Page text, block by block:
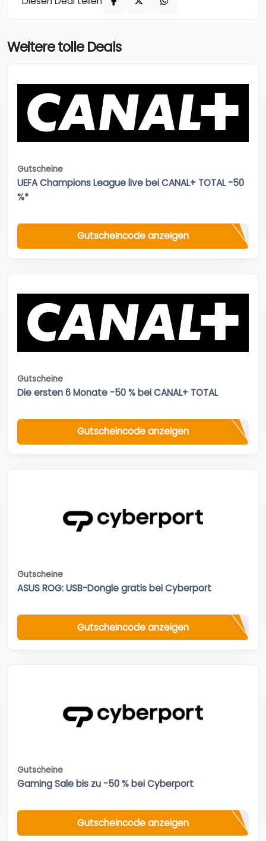
Weitere tolle Deals
Gutscheine
UEFA Champions League live bei CANAL+ TOTAL -50
%*
Gutscheincode anzeigen
Gutscheine
Die ersten 6 Monate -50 % bei CANAL+ TOTAL
Gutscheincode anzeigen
Gutscheine
ASUS ROG: USB-Dongle gratis bei Cyberport
Gutscheincode anzeigen
Gutscheine
Gaming Sale bis zu -50 % bei Cyberport
Gutscheincode anzeigen